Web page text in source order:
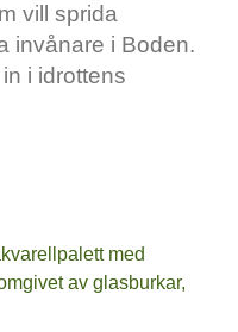
vill sprida
invånare i Boden.
i idrottens